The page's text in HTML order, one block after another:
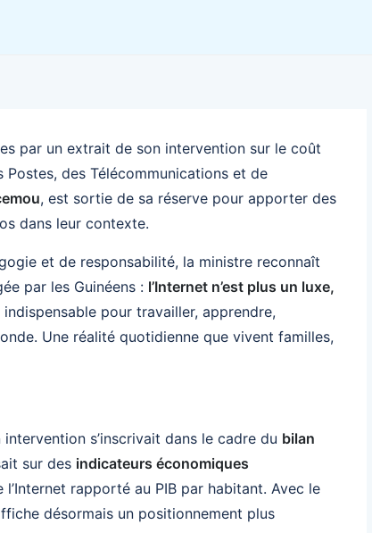
par un extrait de son intervention sur le coût
Postes, des Télécommunications et de
, est sortie de sa réserve pour apporter des
dans leur contexte.
et de responsabilité, la ministre reconnaît
par les Guinéens : l’Internet n’est plus un luxe,
indispensable pour travailler, apprendre,
Une réalité quotidienne que vivent familles,
s’inscrivait dans le cadre du bilan
sur des indicateurs économiques
rapporté au PIB par habitant. Avec le
désormais un positionnement plus